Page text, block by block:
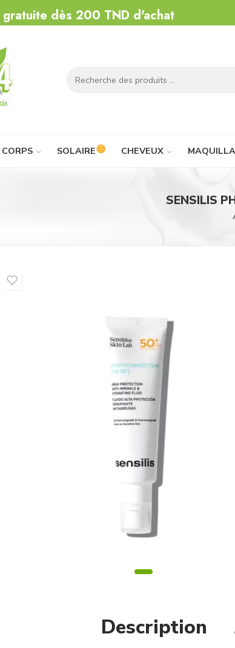
gratuite dès 200 TND d'achat
CORPS SOLAIRE CHEVEUX
SENSILIS
Description